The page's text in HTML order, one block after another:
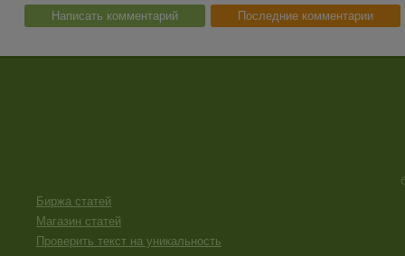
Написать комментарий Последние комментарии
Биржа статей
Магазин статей
Проверить текст на уникальность